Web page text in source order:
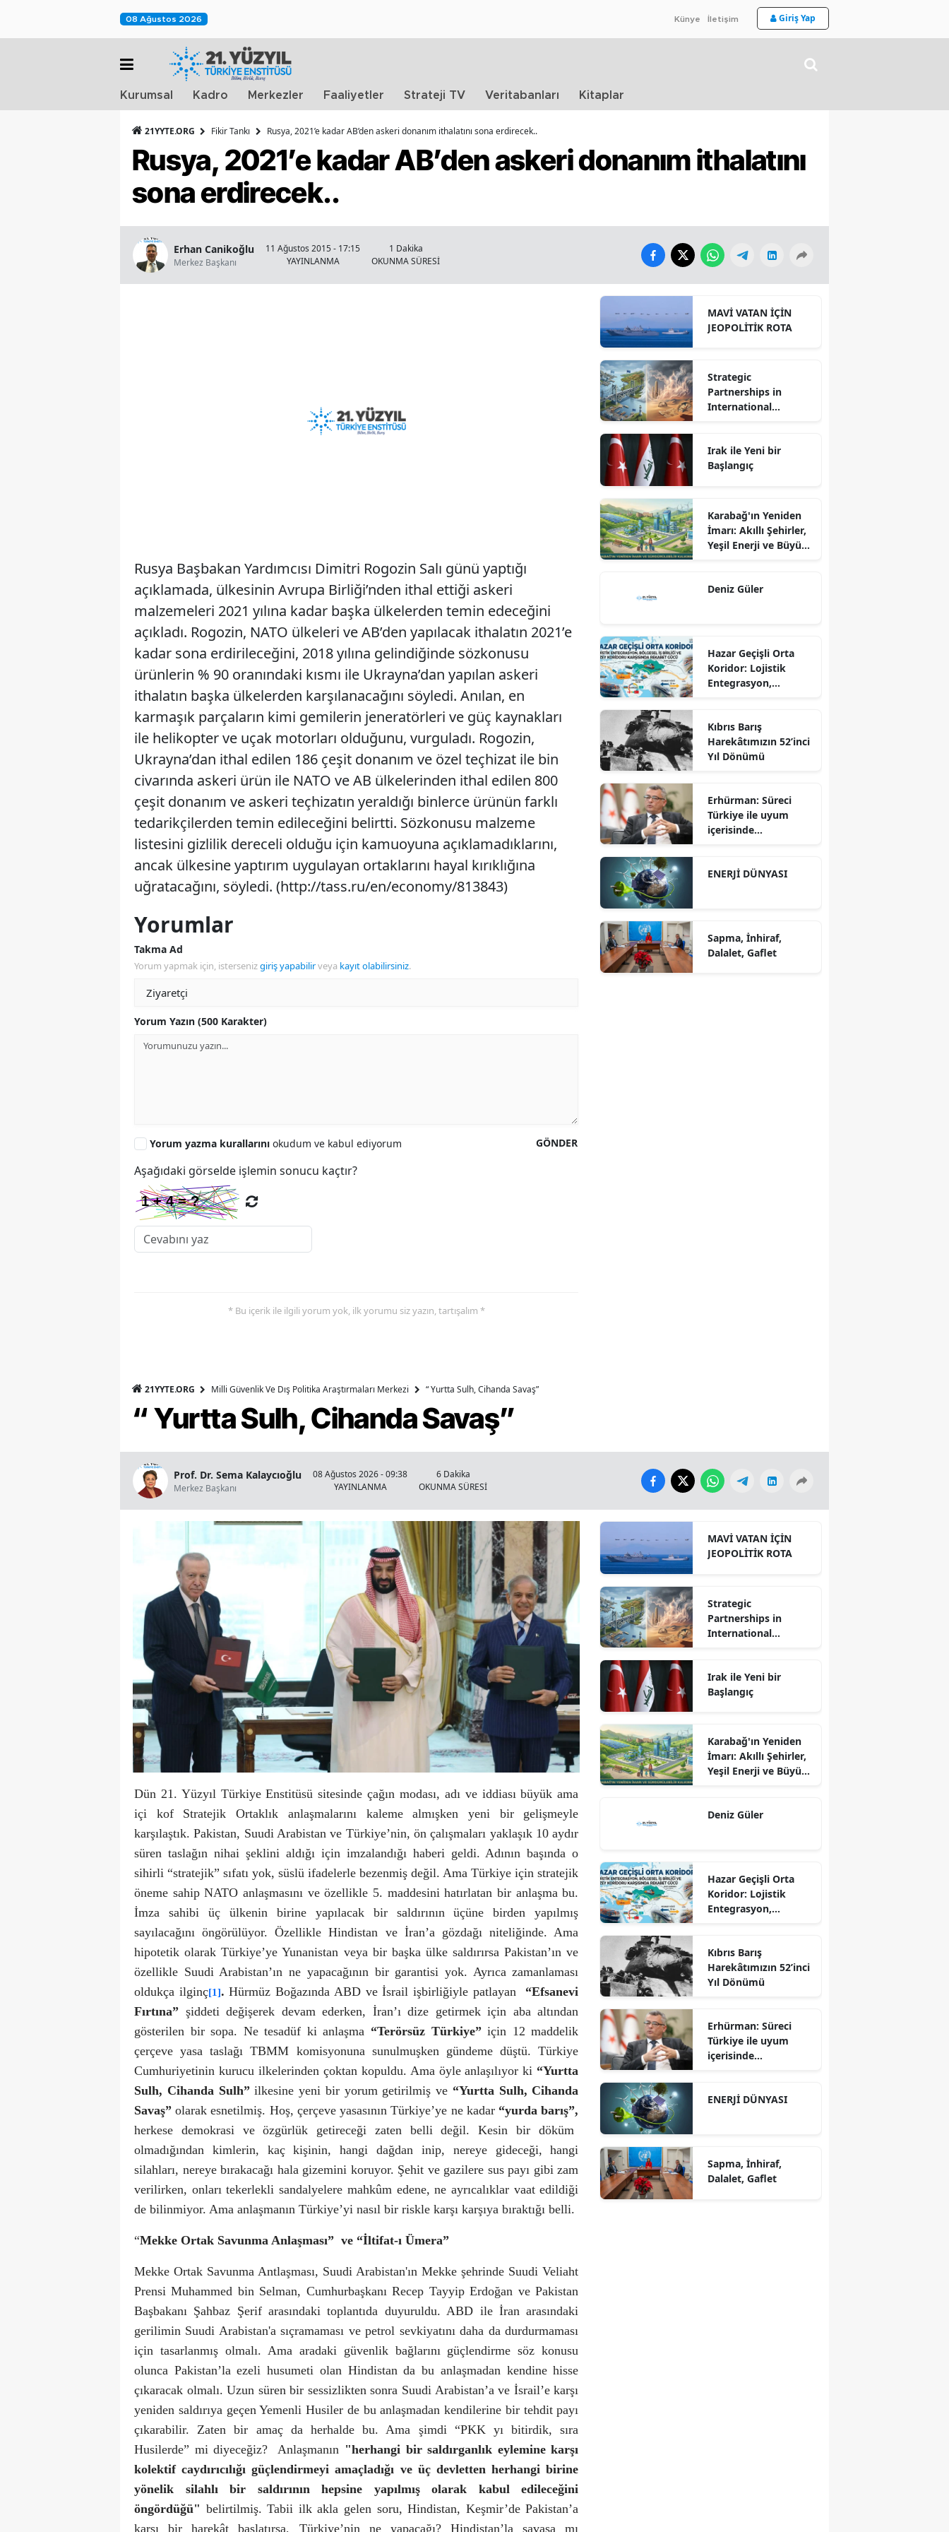
08 Ağustos 2026 Künye İletişim Giriş Yap
Kurumsal Kadro Merkezler Faaliyetler Strateji TV Veritabanları Kitaplar
21YYTE.ORG Fikir Tankı Rusya, 2021’e kadar AB’den askeri donanım ithalatını sona erdirecek..
Rusya, 2021’e kadar AB’den askeri donanım ithalatını
sona erdirecek..
Erhan Canikoğlu
Merkez Başkanı
11 Ağustos 2015 - 17:15
YAYINLANMA
1 Dakika
OKUNMA SÜRESİ
Rusya Başbakan Yardımcısı Dimitri Rogozin Salı günü yaptığı
açıklamada, ülkesinin Avrupa Birliği’nden ithal ettiği askeri
malzemeleri 2021 yılına kadar başka ülkelerden temin edeceğini
açıkladı. Rogozin, NATO ülkeleri ve AB’den yapılacak ithalatın 2021’e
kadar sona erdirileceğini, 2018 yılına gelindiğinde sözkonusu
ürünlerin % 90 oranındaki kısmı ile Ukrayna’dan yapılan askeri
ithalatın başka ülkelerden karşılanacağını söyledi. Anılan, en
karmaşık parçaların kimi gemilerin jeneratörleri ve güç kaynakları
ile helikopter ve uçak motorları olduğunu, vurguladı. Rogozin,
Ukrayna’dan ithal edilen 186 çeşit donanım ve özel teçhizat ile bin
civarında askeri ürün ile NATO ve AB ülkelerinden ithal edilen 800
çeşit donanım ve askeri teçhizatın yeraldığı binlerce ürünün farklı
tedarikçilerden temin edileceğini belirtti. Sözkonusu malzeme
listesini gizlilik dereceli olduğu için kamuoyuna açıklamadıklarını,
ancak ülkesine yaptırım uygulayan ortaklarını hayal kırıklığına
uğratacağını, söyledi. (http://tass.ru/en/economy/813843)
Yorumlar
Takma Ad
Yorum yapmak için, istersenizgiriş yapabilirveya kayıt olabilirsiniz.
Yorum Yazın (500 Karakter)
GÖNDER
Yorum yazma kurallarını okudum ve kabul ediyorum
Aşağıdaki görselde işlemin sonucu kaçtır?
* Bu içerik ile ilgili yorum yok, ilk yorumu siz yazın, tartışalım *
MAVİ VATAN İÇİN
JEOPOLİTİK ROTA
Strategic
Partnerships in
International
Irak ile Yeni bir
Başlangıç
Karabağ'ın Yeniden
İmarı: Akıllı Şehirler,
Yeşil Enerji ve Büyük
Sürdürülebilir
Deniz Güler
Hazar Geçişli Orta
Koridor: Lojistik
Entegrasyon,
Karşısında Rekabet
Gücü
Kıbrıs Barış
Harekâtımızın 52’inci
Yıl Dönümü
Erhürman: Süreci
Türkiye ile uyum
içerisinde
ENERJİ DÜNYASI
Sapma, İnhiraf,
Dalalet, Gaflet
21YYTE.ORG Milli Güvenlik Ve Dış Politika Araştırmaları Merkezi “ Yurtta Sulh, Cihanda Savaş”
“ Yurtta Sulh, Cihanda Savaş”
Prof. Dr. Sema Kalaycıoğlu
Merkez Başkanı
08 Ağustos 2026 - 09:38
YAYINLANMA
6 Dakika
OKUNMA SÜRESİ
Dün 21. Yüzyıl Türkiye Enstitüsü sitesinde çağın modası, adı ve iddiası büyük ama
içi kof Stratejik Ortaklık anlaşmalarını kaleme almışken yeni bir gelişmeyle
karşılaştık. Pakistan, Suudi Arabistan ve Türkiye’nin, ön çalışmaları yaklaşık 10 aydır
süren taslağın nihai şeklini aldığı için imzalandığı haberi geldi. Adının başında o
sihirli “stratejik” sıfatı yok, süslü ifadelerle bezenmiş değil. Ama Türkiye için stratejik
öneme sahip NATO anlaşmasını ve özellikle 5. maddesini hatırlatan bir anlaşma bu.
İmza sahibi üç ülkenin birine yapılacak bir saldırının üçüne birden yapılmış
sayılacağını öngörülüyor. Özellikle Hindistan ve İran’a gözdağı niteliğinde. Ama
hipotetik olarak Türkiye’ye Yunanistan veya bir başka ülke saldırırsa Pakistan’ın ve
özellikle Suudi Arabistan’ın ne yapacağının bir garantisi yok. Ayrıca zamanlaması
oldukça ilginç[1]. Hürmüz Boğazında ABD ve İsrail işbirliğiyle patlayan
“Efsanevi
Fırtına” şiddeti değişerek devam ederken, İran’ı dize getirmek için aba altından
gösterilen bir sopa. Ne tesadüf ki anlaşma “Terörsüz Türkiye”için 12 maddelik
çerçeve yasa taslağı TBMM komisyonuna sunulmuşken gündeme düştü. Türkiye
Cumhuriyetinin kurucu ilkelerinden çoktan kopuldu. Ama öyle anlaşılıyor ki “Yurtta
Sulh, Cihanda Sulh”ilkesine yeni bir yorum getirilmiş ve “Yurtta Sulh, Cihanda
Savaş” olarak esnetilmiş. Hoş, çerçeve yasasının Türkiye’ye ne kadar “yurda barış”,
herkese demokrasi ve özgürlük getireceği zaten belli değil. Kesin bir döküm
olmadığından kimlerin, kaç kişinin, hangi
dağdan inip, nereye gideceği, hangi
silahları, nereye bırakacağı hala gizemini koruyor. Şehit ve gazilere sus payı gibi zam
verilirken, onları tekerlekli sandalyelere mahkûm edene, ne ayrıcalıklar vaat edildiği
de bilinmiyor. Ama anlaşmanın Türkiye’yi nasıl bir riskle karşı karşıya bıraktığı belli.
“Mekke Ortak Savunma Anlaşması” ve “İltifat-ı Ümera”
Mekke Ortak Savunma Antlaşması, Suudi Arabistan'ın Mekke şehrinde Suudi Veliaht
Prensi Muhammed bin Selman, Cumhurbaşkanı Recep Tayyip Erdoğan ve Pakistan
Başbakanı Şahbaz Şerif arasındaki toplantıda duyuruldu. ABD ile İran arasındaki
gerilimin Suudi Arabistan'a sıçramaması ve petrol sevkiyatını daha da durdurmaması
için tasarlanmış olmalı. Ama aradaki güvenlik bağlarını güçlendirme söz konusu
olunca Pakistan’la ezeli husumeti olan Hindistan da bu anlaşmadan kendine hisse
çıkaracak olmalı. Uzun süren bir sessizlikten sonra Suudi Arabistan’a ve İsrail’e karşı
yeniden saldırıya geçen Yemenli Husiler de bu anlaşmadan kendilerine bir tehdit payı
çıkarabilir. Zaten bir amaç da herhalde bu. Ama şimdi “PKK yı bitirdik, sıra
Husilerde” mi diyeceğiz?
Anlaşmanın "herhangi bir saldırganlık eylemine karşı
kolektif caydırıcılığı güçlendirmeyi amaçladığı ve üç devletten herhangi birine
yönelik silahlı bir saldırının hepsine yapılmış olarak kabul edileceğini
öngördüğü" belirtilmiş. Tabii ilk akla gelen soru, Hindistan, Keşmir’de Pakistan’a
karşı bir harekât başlatırsa, Türkiye’nin ne yapacağı? Hindistan’la savaşa mı
MAVİ VATAN İÇİN
JEOPOLİTİK ROTA
Strategic
Partnerships in
International
Irak ile Yeni bir
Başlangıç
Karabağ'ın Yeniden
İmarı: Akıllı Şehirler,
Yeşil Enerji ve Büyük
Sürdürülebilir
Deniz Güler
Hazar Geçişli Orta
Koridor: Lojistik
Entegrasyon,
Karşısında Rekabet
Gücü
Kıbrıs Barış
Harekâtımızın 52’inci
Yıl Dönümü
Erhürman: Süreci
Türkiye ile uyum
içerisinde
ENERJİ DÜNYASI
Sapma, İnhiraf,
Dalalet, Gaflet